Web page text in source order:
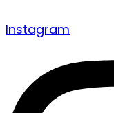
Instagram